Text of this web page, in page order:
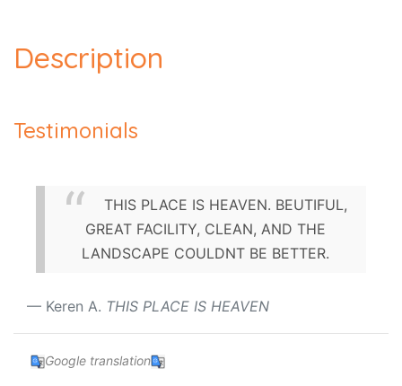
Description
Testimonials
THIS PLACE IS HEAVEN. BEUTIFUL,
GREAT FACILITY, CLEAN, AND THE
LANDSCAPE COULDNT BE BETTER.
Keren A. THIS PLACE IS HEAVEN
Google translation